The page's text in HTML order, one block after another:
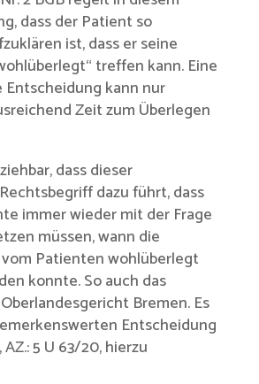
dass der Patient so
ist, dass er seine
treffen kann. Eine
kann nur
Zeit zum Überlegen
dass dieser
dazu führt, dass
immer wieder mit der Frage
müssen, wann die
Patienten wohlüberlegt
konnte. So auch das
Bremen. Es
Entscheidung
AZ.: 5 U 63/20, hierzu